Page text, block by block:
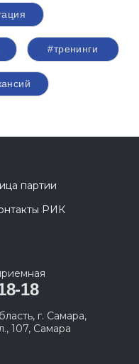
#тренинги
партии
РИК
18
г. Самара,
107, Самара